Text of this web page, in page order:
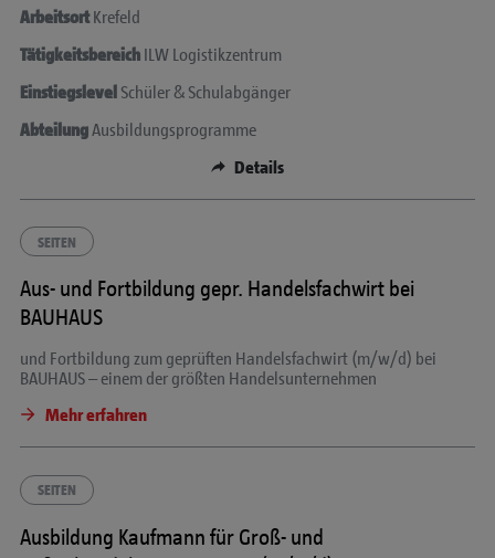
ArbeitsortKrefeld
Tätigkeitsbereich ILW Logistikzentrum
Einstiegslevel Schüler & Schulabgänger
Abteilung Ausbildungsprogramme
Details
SEITEN
Aus- und Fortbildung gepr. Handelsfachwirt bei
BAUHAUS
und Fortbildung zum geprüften Handelsfachwirt (m/w/d) bei
BAUHAUS – einem der größten Handelsunternehmen
Mehr erfahren
SEITEN
Ausbildung Kaufmann für Groß- und